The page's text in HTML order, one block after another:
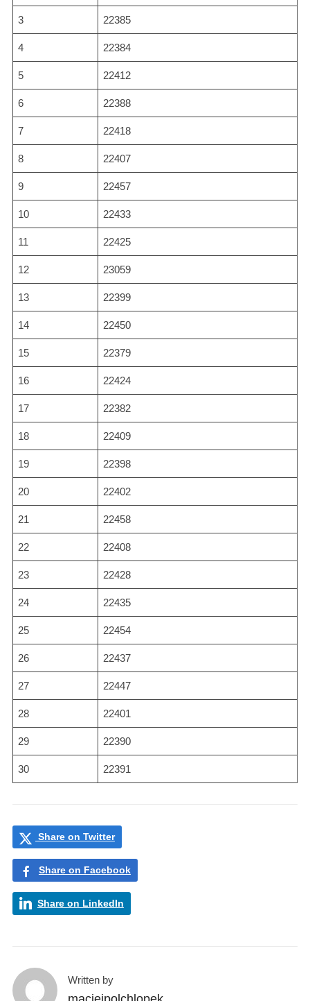
3 22385
4 22384
5 22412
6 22388
7 22418
8 22407
9 22457
10 22433
11 22425
12 23059
13 22399
14 22450
15 22379
16 22424
17 22382
18 22409
19 22398
20 22402
21 22458
22 22408
23 22428
24 22435
25 22454
26 22437
27 22447
28 22401
29 22390
30 22391
Share on Twitter
Share on Facebook
Share on LinkedIn
Written by